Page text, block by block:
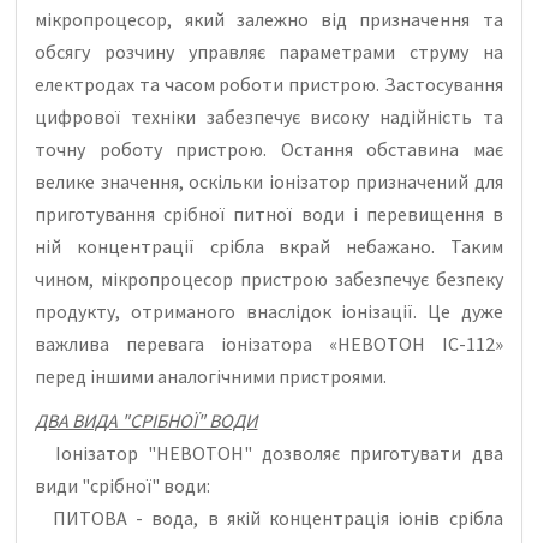
мікропроцесор, який залежно від призначення та
обсягу розчину управляє параметрами струму на
електродах та часом роботи пристрою. Застосування
цифрової техніки забезпечує високу надійність та
точну роботу пристрою. Остання обставина має
велике значення, оскільки іонізатор призначений для
приготування срібної питної води і перевищення в
ній концентрації срібла вкрай небажано. Таким
чином, мікропроцесор пристрою забезпечує безпеку
продукту, отриманого внаслідок іонізації. Це дуже
важлива перевага іонізатора «НЕВОТОН ІС-112»
перед іншими аналогічними пристроями.
ДВА ВИДА "СРІБНОЇ" ВОДИ
Іонізатор "НЕВОТОН" дозволяє приготувати два
види "срібної" води:
ПИТОВА - вода, в якій концентрація іонів срібла